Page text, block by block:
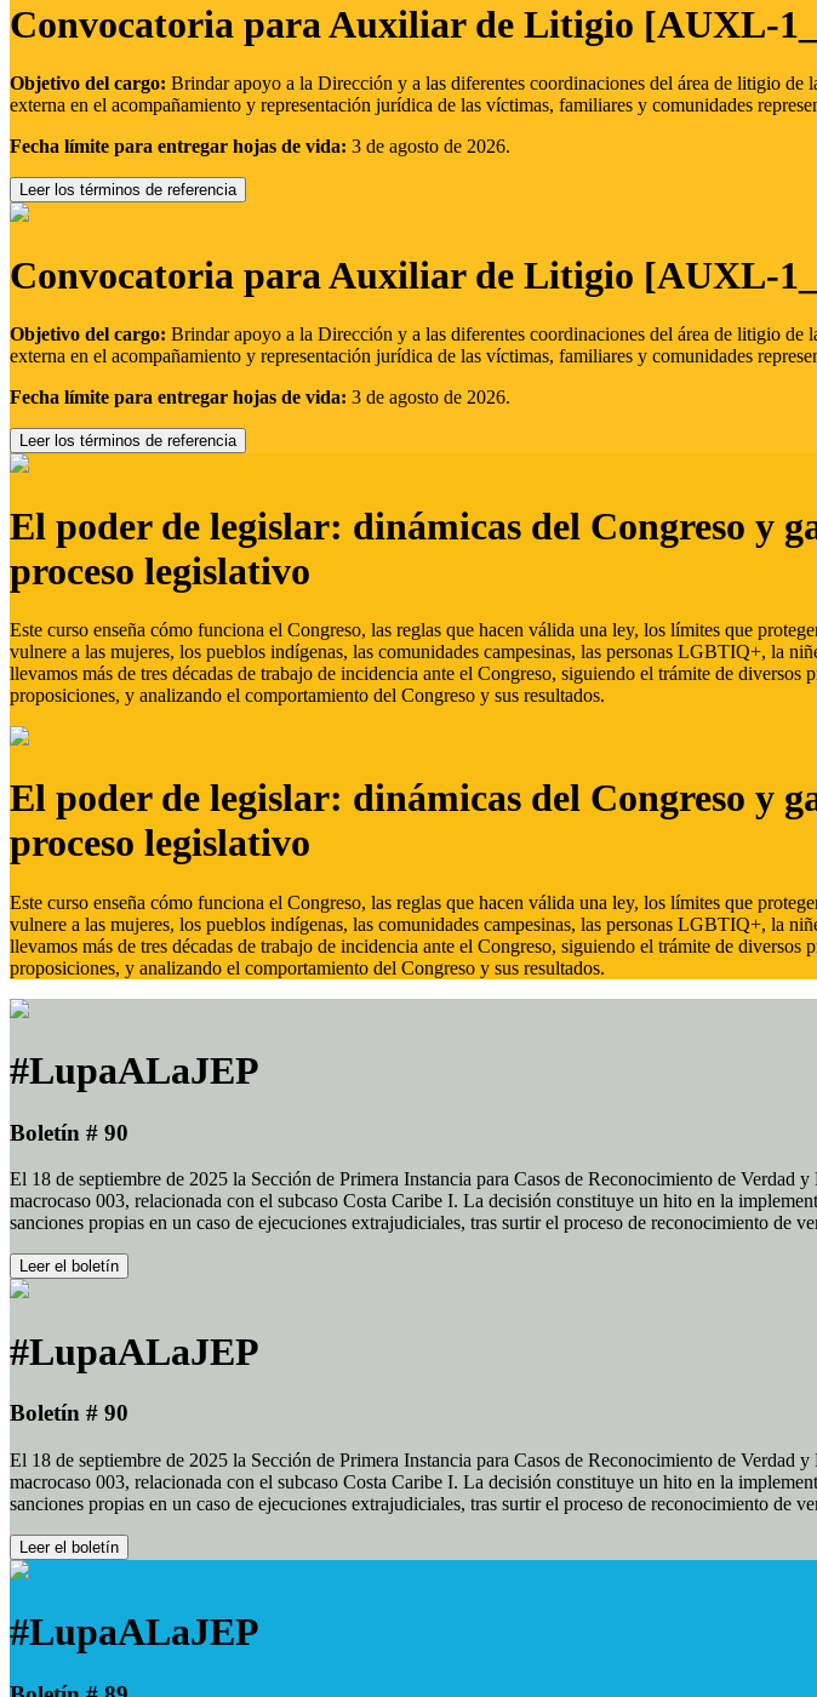
Convocatoria para Auxiliar de Litigio [AUXL-
Objetivo del cargo: Brindar apoyo a la Dirección y a las diferentes coordinaciones del área de litigio
externa en el acompañamiento y representación jurídica de las víctimas, familiares y comunidades
Fecha límite para entregar hojas de vida: 3 de agosto de 2026.
Leer los términos de referencia
Convocatoria para Auxiliar de Litigio [AUXL-
Objetivo del cargo: Brindar apoyo a la Dirección y a las diferentes coordinaciones del área de litigio
externa en el acompañamiento y representación jurídica de las víctimas, familiares y comunidades
Fecha límite para entregar hojas de vida: 3 de agosto de 2026.
Leer los términos de referencia
El poder de legislar: dinámicas del Congreso y
proceso legislativo
Este curso enseña cómo funciona el Congreso, las reglas que hacen válida una ley, los límites que
vulnere a las mujeres, los pueblos indígenas, las comunidades campesinas, las personas LGBTIQ+, la
llevamos más de tres décadas de trabajo de incidencia ante el Congreso, siguiendo el trámite de
proposiciones, y analizando el comportamiento del Congreso y sus resultados.
El poder de legislar: dinámicas del Congreso y
proceso legislativo
Este curso enseña cómo funciona el Congreso, las reglas que hacen válida una ley, los límites que
vulnere a las mujeres, los pueblos indígenas, las comunidades campesinas, las personas LGBTIQ+, la
llevamos más de tres décadas de trabajo de incidencia ante el Congreso, siguiendo el trámite de
proposiciones, y analizando el comportamiento del Congreso y sus resultados.
#LupaALaJEP
Boletín # 90
El 18 de septiembre de 2025 la Sección de Primera Instancia para Casos de Reconocimiento de
macrocaso 003, relacionada con el subcaso Costa Caribe I. La decisión constituye un hito en la
sanciones propias en un caso de ejecuciones extrajudiciales, tras surtir el proceso de reconocimiento de
Leer el boletín
#LupaALaJEP
Boletín # 90
El 18 de septiembre de 2025 la Sección de Primera Instancia para Casos de Reconocimiento de
macrocaso 003, relacionada con el subcaso Costa Caribe I. La decisión constituye un hito en la
sanciones propias en un caso de ejecuciones extrajudiciales, tras surtir el proceso de reconocimiento de
Leer el boletín
#LupaALaJEP